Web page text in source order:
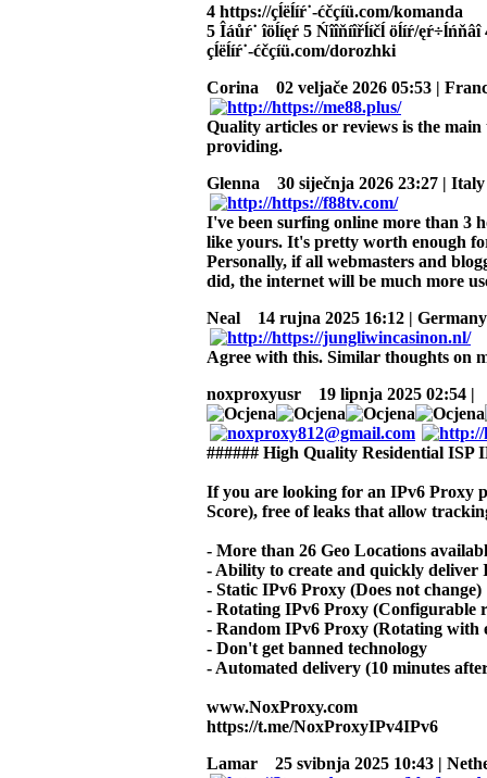
4 https://çĺëĺíŕ˙-ćčçíü.com/komanda
5 Îáůŕ˙ îöĺíęŕ 5 Ńîîňíîřĺíčĺ öĺíŕ/ęŕ÷ĺńňâî
çĺëĺíŕ˙-ćčçíü.com/dorozhki
Corina
02 veljače 2026 05:53 |
Quality articles or reviews is the
providing.
Glenna
30 siječnja 2026 23:27 | Italy
I've been surfing online more than 3
like yours. It's pretty worth enough
Personally, if all webmasters and
did, the internet will be much more
Neal
14 rujna 2025 16:12 | Germany
Agree with this. Similar thoughts on
noxproxyusr
19 lipnja 2025 02:54 |
###### High Quality Residential ISP
If you are looking for an IPv6 Proxy
Score), free of leaks that allow
- More than 26 Geo Locations
- Ability to create and quickly
- Static IPv6 Proxy (Does not change)
- Rotating IPv6 Proxy (Configurable
- Random IPv6 Proxy (Rotating with
- Don't get banned technology
- Automated delivery (10 minutes
www.NoxProxy.com
https://t.me/NoxProxyIPv4IPv6
Lamar
25 svibnja 2025 10:43 |